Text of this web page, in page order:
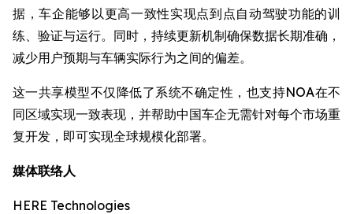
据，车企能够以更高一致性实现点到点自动驾驶功能的训
练、验证与运行。同时，持续更新机制确保数据长期准确，
减少用户预期与车辆实际行为之间的偏差。
这一共享模型不仅降低了系统不确定性，也支持NOA在不
同区域实现一致表现，并帮助中国车企无需针对每个市场重
复开发，即可实现全球规模化部署。
媒体联络人
HERE Technologies